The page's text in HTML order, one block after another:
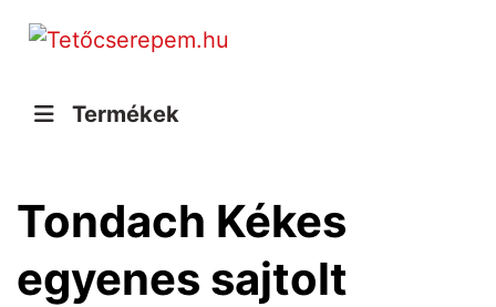
Termékek
Tondach Kékes
egyenes sajtolt